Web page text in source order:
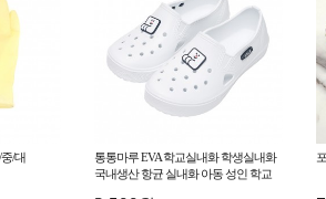
/대
통통마루 EVA 학교실내화 학생실내화
국내생산 항균 실내화 아동 성인 학교